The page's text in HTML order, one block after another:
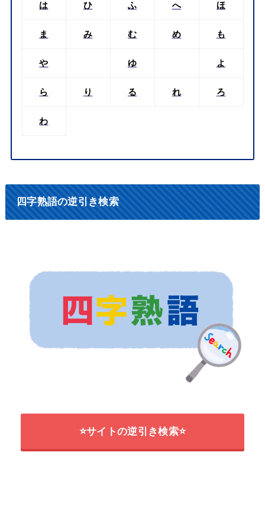
は ひ ふ へ ほ
ま み む め も
や ゆ よ
ら り る れ ろ
わ
四字熟語の逆引き検索
⭐サイトの逆引き検索⭐